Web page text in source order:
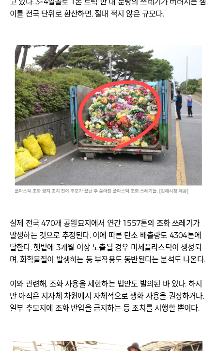
이를 전국 단위로 환산하면, 절대 적지 않은 규모다.
실제 전국 470개 공원묘지에서 연간 1557톤의 조화 쓰레기가
발생하는 것으로 추정된다. 이에 따른 탄소 배출량도 4304톤에
달한다. 햇볕에 3개월 이상 노출될 경우 미세플라스틱이 생성되
며, 화학물질이 발생하는 등 부작용도 동반된다는 분석도 나온다.
이와 관련해, 조화 사용을 제한하는 법안도 발의된 바 있다. 하지
만 아직은 지자체 차원에서 자체적으로 생화 사용을 권장하거나,
일부 추모지에 조화 반입을 금지하는 등 조치를 시행할 뿐이다.